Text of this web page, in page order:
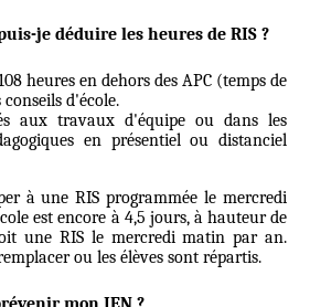
je déduire les heures de RIS ?
heures en dehors des APC (temps de
conseils d'école.
aux travaux d'équipe ou dans les
en présentiel ou distanciel
à une RIS programmée le mercredi
est encore à 4,5 jours, à hauteur de
une RIS le mercredi matin par an.
ou les élèves sont répartis.